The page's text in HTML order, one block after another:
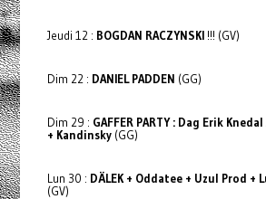
Jeudi 12 : BOGDAN RACZYNSKI!!! (GV)
Dim 22 : DANIEL PADDEN (GG)
Dim 29 : GAFFER PARTY : Dag Erik
+ Kandinsky(GG)
Lun 30 : DÄLEK + Oddatee + Uzul Prod +
(GV)